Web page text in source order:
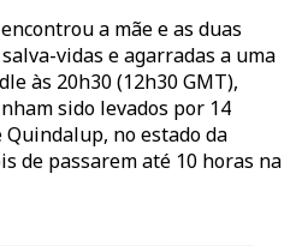
a mãe e as duas
vidas e agarradas a uma
às 20h30 (12h30 GMT),
sido levados por 14
no estado da
de passarem até 10 horas na